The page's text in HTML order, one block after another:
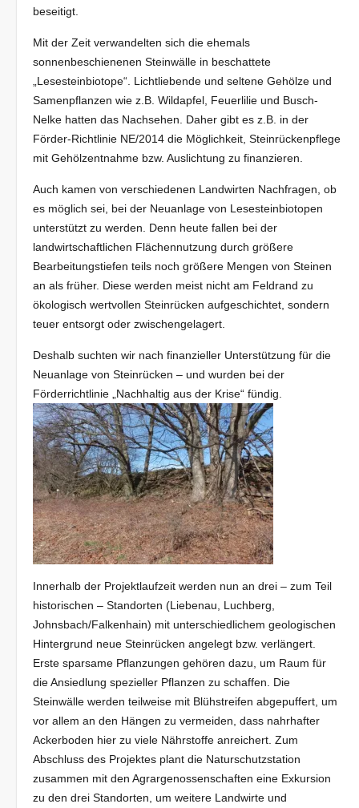
beseitigt.
Mit der Zeit verwandelten sich die ehemals
sonnenbeschienenen Steinwälle in beschattete
„Lesesteinbiotope“. Lichtliebende und seltene Gehölze und
Samenpflanzen wie z.B. Wildapfel, Feuerlilie und Busch-
Nelke hatten das Nachsehen. Daher gibt es z.B. in der
Förder-Richtlinie NE/2014 die Möglichkeit, Steinrückenpflege
mit Gehölzentnahme bzw. Auslichtung zu finanzieren.
Auch kamen von verschiedenen Landwirten Nachfragen, ob
es möglich sei, bei der Neuanlage von Lesesteinbiotopen
unterstützt zu werden. Denn heute fallen bei der
landwirtschaftlichen Flächennutzung durch größere
Bearbeitungstiefen teils noch größere Mengen von Steinen
an als früher. Diese werden meist nicht am Feldrand zu
ökologisch wertvollen Steinrücken aufgeschichtet, sondern
teuer entsorgt oder zwischengelagert.
Deshalb suchten wir nach finanzieller Unterstützung für die
Neuanlage von Steinrücken – und wurden bei der
Förderrichtlinie „Nachhaltig aus der Krise“ fündig.
Innerhalb der Projektlaufzeit werden nun an drei – zum Teil
historischen – Standorten (Liebenau, Luchberg,
Johnsbach/Falkenhain) mit unterschiedlichem geologischen
Hintergrund neue Steinrücken angelegt bzw. verlängert.
Erste sparsame Pflanzungen gehören dazu, um Raum für
die Ansiedlung spezieller Pflanzen zu schaffen. Die
Steinwälle werden teilweise mit Blühstreifen abgepuffert, um
vor allem an den Hängen zu vermeiden, dass nahrhafter
Ackerboden hier zu viele Nährstoffe anreichert. Zum
Abschluss des Projektes plant die Naturschutzstation
zusammen mit den Agrargenossenschaften eine Exkursion
zu den drei Standorten, um weitere Landwirte und